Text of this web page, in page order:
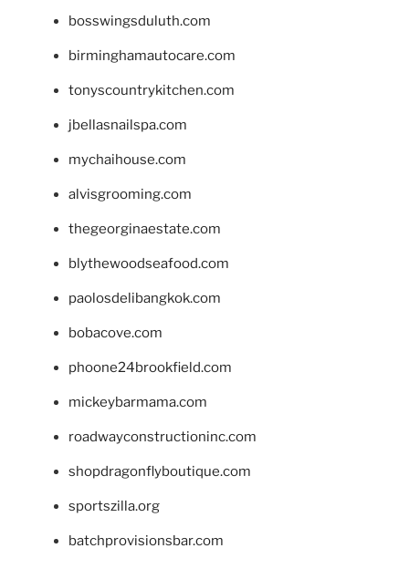
bosswingsduluth.com
birminghamautocare.com
tonyscountrykitchen.com
jbellasnailspa.com
mychaihouse.com
alvisgrooming.com
thegeorginaestate.com
blythewoodseafood.com
paolosdelibangkok.com
bobacove.com
phoone24brookfield.com
mickeybarmama.com
roadwayconstructioninc.com
shopdragonflyboutique.com
sportszilla.org
batchprovisionsbar.com